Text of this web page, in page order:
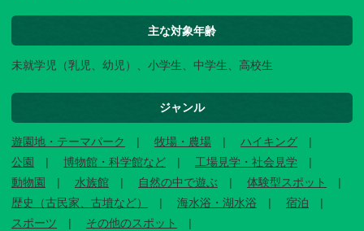
主な対象年齢
未就学児（乳児、幼児）、小学生、中学生、高校生
ジャンル
遊園地・テーマパーク 牧場・農場
ハイキング
公園
博物館・科学館など
工場見学・社会見学
動物園
水族館 自然の中で遊ぶ
体験型スポット
歴史（古民家、古墳など）
海水浴・湖水浴
宿泊
スポーツ
その他のスポット